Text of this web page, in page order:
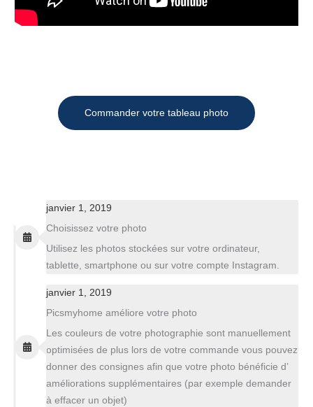
Commander votre tableau photo
janvier 1, 2019
Choisissez votre photo
Utilisez les photos stockées sur votre ordinateur,
tablette, smartphone ou sur votre compte Instagram.
janvier 1, 2019
Picsmyhome améliore votre photo
Les couleurs de votre photographie sont manuellement
optimisées de plus lors de votre commande vous pouvez
donner des consignes afin que votre photo bénéficie d’
améliorations supplémentaires (par exemple demander
à effacer un objet)